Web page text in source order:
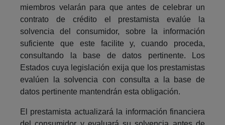
miembros velarán para que antes de celebrar un
contrato de crédito el prestamista evalúe la
solvencia del consumidor, sobre la información
suficiente que este facilite y, cuando proceda,
consultando la base de datos pertinente. Los
Estados cuya legislación exija que los prestamistas
evalúen la solvencia con consulta a la base de
datos pertinente mantendrán esta obligación.
El prestamista actualizará la información financiera